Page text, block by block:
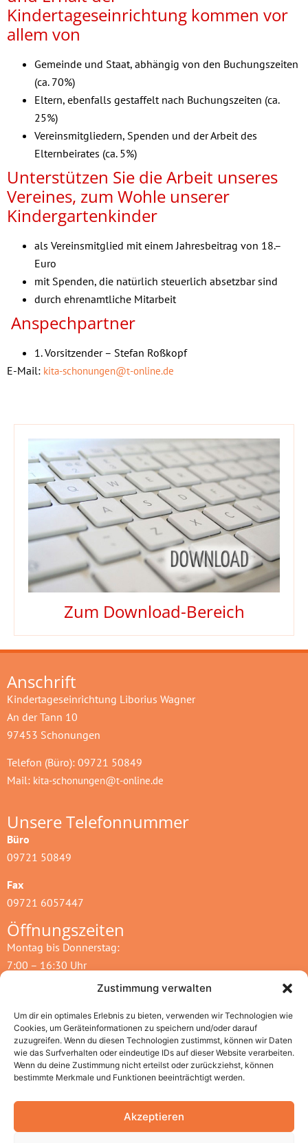
Zustimmung verwalten
Um dir ein optimales Erlebnis zu bieten, verwenden wir Technologien wie
Cookies, um Geräteinformationen zu speichern und/oder darauf
zuzugreifen. Wenn du diesen Technologien zustimmst, können wir Daten
wie das Surfverhalten oder eindeutige IDs auf dieser Website verarbeiten.
Wenn du deine Zustimmung nicht erteilst oder zurückziehst, können
bestimmte Merkmale und Funktionen beeinträchtigt werden.
Akzeptieren
Kindertageseinrichtung kommen vor
allem von
Gemeinde und Staat, abhängig von den Buchungszeiten
(ca. 70%)
Eltern, ebenfalls gestaffelt nach Buchungszeiten (ca.
25%)
Vereinsmitgliedern, Spenden und der Arbeit des
Elternbeirates (ca. 5%)
Unterstützen Sie die Arbeit unseres
Vereines, zum Wohle unserer
Kindergartenkinder
als Vereinsmitglied mit einem Jahresbeitrag von 18.–
Euro
mit Spenden, die natürlich steuerlich absetzbar sind
durch ehrenamtliche Mitarbeit
Anspechpartner
1. Vorsitzender – Stefan Roßkopf
E-Mail: kita-schonungen@t-online.de
Zum Download-Bereich
Anschrift
Kindertageseinrichtung Liborius Wagner
An der Tann 10
97453 Schonungen
Telefon (Büro): 09721 50849
Mail: kita-schonungen@t-online.de
Unsere Telefonnummer
Büro
09721 50849
Fax
09721 6057447
Öffnungszeiten
Montag bis Donnerstag:
7:00 – 16:30 Uhr
7: 00 – 15:00 Uhr
Öffnungszeiten und Schließtage